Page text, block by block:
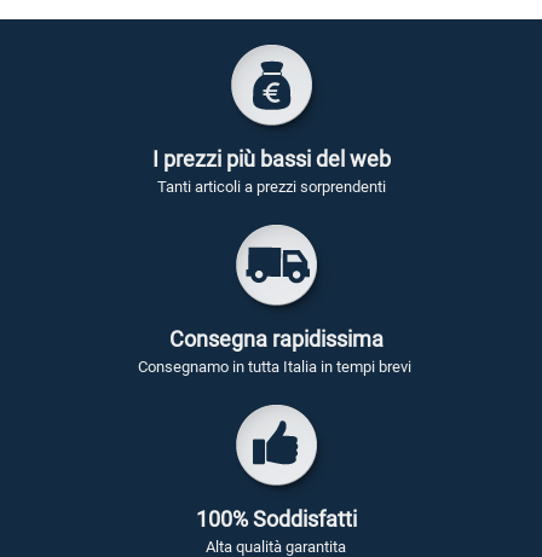
I prezzi più bassi del web
Tanti articoli a prezzi sorprendenti
Consegna rapidissima
Consegnamo in tutta Italia in tempi brevi
100% Soddisfatti
Alta qualità garantita